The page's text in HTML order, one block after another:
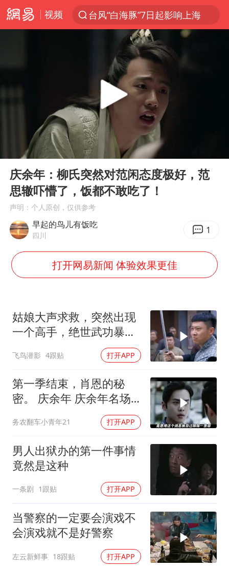
视频
台风“白海豚”7日起影响上海
聚“绿”成势，结构转型活力足
多地要求领导干部带头休假
金饰克价大幅跳涨
24小时不关空调 电费会更低吗
浙江舟山21条水上客运航线停航
今年4位周星驰电影配角去世
中国五箭齐发反制美国
号召领导带头休假 是大家不想休吗
“梅姨”准确年龄仍未知
南昌一规划馆现“阴间座椅”字样
上海一酒店房间爬满床虱 住客反被怼
中国经济展现强大韧性和活力
Play
00:00
庆余年：柳氏突然对范闲态度极好，范
思辙吓懵了，饭都不敢吃了！
声明：个人原创，仅供参考
早起的鸟儿有饭吃
四川 1
打开网易新闻 体验效果更佳
姑娘大声求救，突然出现
一个高手，绝世武功暴打
飞鸟潜影 4跟贴 打开APP
第一季结束，肖恩的秘
密。 庆余年 庆余年名场
务农翻车小青年21 打开APP
男人出狱办的第一件事情
竟然是这种
一条剧 1跟贴 打开APP
当警察的一定要会演戏不
会演戏就不是好警察
左云新鲜事 18跟贴 打开APP